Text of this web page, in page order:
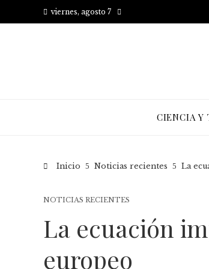
viernes, agosto 7
CIENCIA Y
Inicio Noticias recientes La
NOTICIAS RECIENTES
La ecuación
europeo